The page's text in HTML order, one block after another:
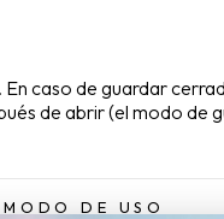
caso de guardar
de abrir (el modo de
MODO DE USO